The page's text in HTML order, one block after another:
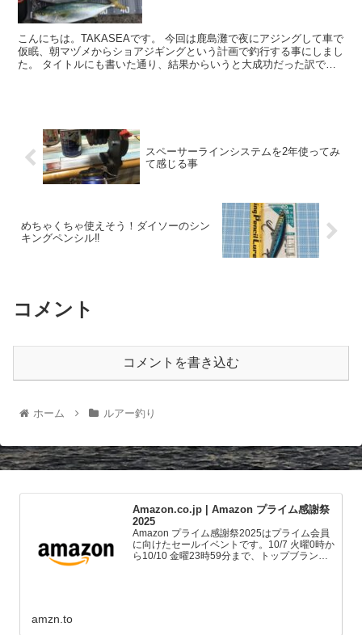
こんにちは。TAKASEAです。 今回は鹿島灘で夜にアジングして車で
仮眠、朝マヅメからショアジギングという計画で釣行する事にしまし
た。 タイトルにも書いた通り、結果からいうと大成功だった訳です
スペーサーラインシステムを2年使ってみ
て感じる事
めちゃくちゃ使えそう！ダイソーのシン
キングペンシル‼︎
コメント
コメントを書き込む
ホーム ルアー釣り
Amazon.co.jp | Amazon プライム感謝祭
2025
Amazon プライム感謝祭2025はプライム会員
に向けたセールイベントです。10/7 火曜0時か
ら10/10 金曜23時59分まで、トップブランド
amzn.to